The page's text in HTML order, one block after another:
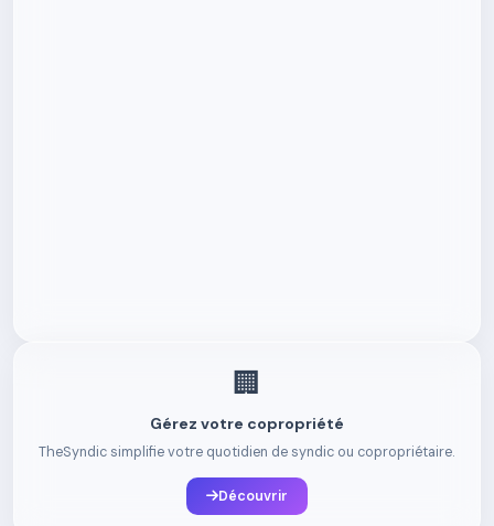
🏢
Gérez votre copropriété
TheSyndic simplifie votre quotidien de syndic ou copropriétaire.
Découvrir